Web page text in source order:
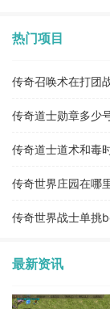
热门项目
传奇召唤术在打团
传奇道士勋章多少
传奇道士道术和毒
传奇世界庄园在哪
传奇世界战士单挑
最新资讯